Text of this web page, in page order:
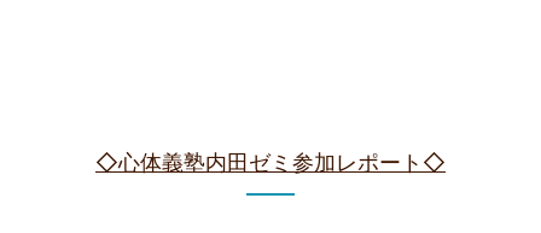
◇心体義塾内田ゼミ参加レポート◇